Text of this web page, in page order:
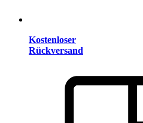
Kostenloser
Rückversand